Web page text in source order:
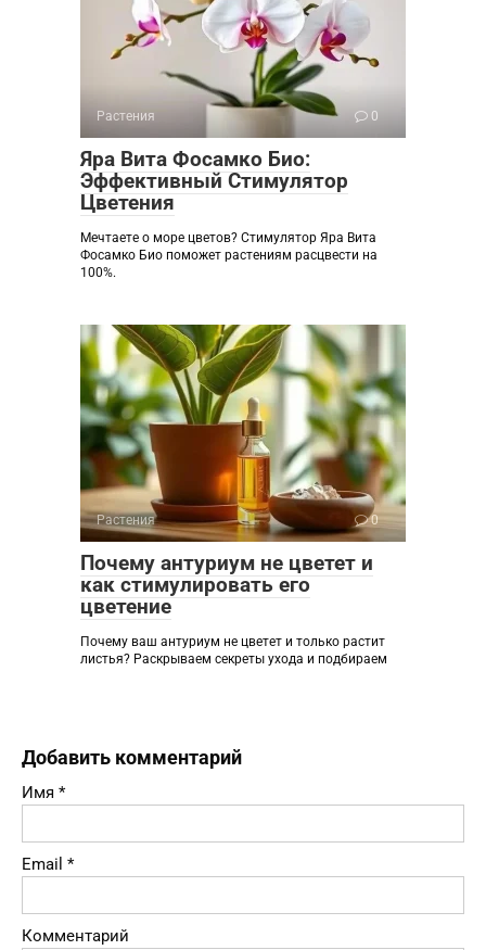
Растения 0
Яра Вита Фосамко Био:
Эффективный Стимулятор
Цветения
Мечтаете о море цветов? Стимулятор Яра Вита
Фосамко Био поможет растениям расцвести на
100%.
Растения 0
Почему антуриум не цветет и
как стимулировать его
цветение
Почему ваш антуриум не цветет и только растит
листья? Раскрываем секреты ухода и подбираем
Добавить комментарий
Имя *
Email *
Комментарий